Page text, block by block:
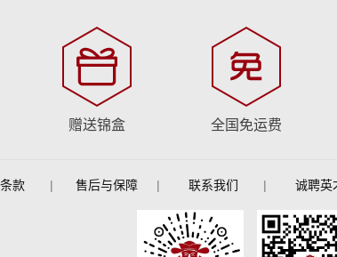
赠送锦盒 全国免运费
款 | 售后与保障 | 联系我们 | 诚聘英